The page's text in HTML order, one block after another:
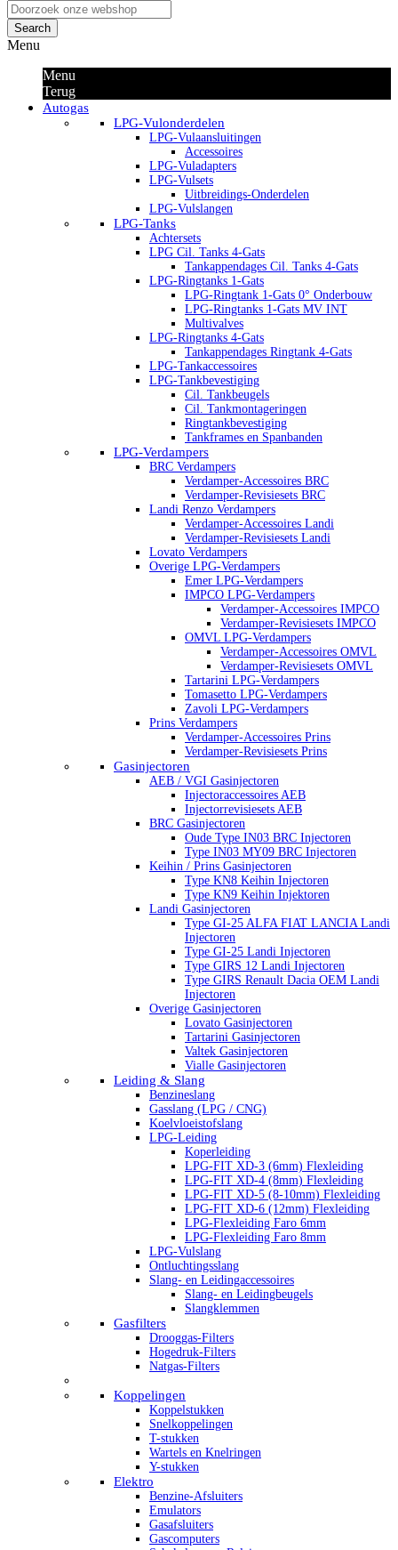
Search
Menu
Menu
Terug
Autogas
LPG-Vulonderdelen
LPG-Vulaansluitingen
Accessoires
LPG-Vuladapters
LPG-Vulsets
Uitbreidings-Onderdelen
LPG-Vulslangen
LPG-Tanks
Achtersets
LPG Cil. Tanks 4-Gats
Tankappendages Cil. Tanks 4-Gats
LPG-Ringtanks 1-Gats
LPG-Ringtank 1-Gats 0° Onderbouw
LPG-Ringtanks 1-Gats MV INT
Multivalves
LPG-Ringtanks 4-Gats
Tankappendages Ringtank 4-Gats
LPG-Tankaccessoires
LPG-Tankbevestiging
Cil. Tankbeugels
Cil. Tankmontageringen
Ringtankbevestiging
Tankframes en Spanbanden
LPG-Verdampers
BRC Verdampers
Verdamper-Accessoires BRC
Verdamper-Revisiesets BRC
Landi Renzo Verdampers
Verdamper-Accessoires Landi
Verdamper-Revisiesets Landi
Lovato Verdampers
Overige LPG-Verdampers
Emer LPG-Verdampers
IMPCO LPG-Verdampers
Verdamper-Accessoires IMPCO
Verdamper-Revisiesets IMPCO
OMVL LPG-Verdampers
Verdamper-Accessoires OMVL
Verdamper-Revisiesets OMVL
Tartarini LPG-Verdampers
Tomasetto LPG-Verdampers
Zavoli LPG-Verdampers
Prins Verdampers
Verdamper-Accessoires Prins
Verdamper-Revisiesets Prins
Gasinjectoren
AEB / VGI Gasinjectoren
Injectoraccessoires AEB
Injectorrevisiesets AEB
BRC Gasinjectoren
Oude Type IN03 BRC Injectoren
Type IN03 MY09 BRC Injectoren
Keihin / Prins Gasinjectoren
Type KN8 Keihin Injectoren
Type KN9 Keihin Injektoren
Landi Gasinjectoren
Type GI-25 ALFA FIAT LANCIA Landi
Injectoren
Type GI-25 Landi Injectoren
Type GIRS 12 Landi Injectoren
Type GIRS Renault Dacia OEM Landi
Injectoren
Overige Gasinjectoren
Lovato Gasinjectoren
Tartarini Gasinjectoren
Valtek Gasinjectoren
Vialle Gasinjectoren
Leiding & Slang
Benzineslang
Gasslang (LPG / CNG)
Koelvloeistofslang
LPG-Leiding
Koperleiding
LPG-FIT XD-3 (6mm) Flexleiding
LPG-FIT XD-4 (8mm) Flexleiding
LPG-FIT XD-5 (8-10mm) Flexleiding
LPG-FIT XD-6 (12mm) Flexleiding
LPG-Flexleiding Faro 6mm
LPG-Flexleiding Faro 8mm
LPG-Vulslang
Ontluchtingsslang
Slang- en Leidingaccessoires
Slang- en Leidingbeugels
Slangklemmen
Gasfilters
Drooggas-Filters
Hogedruk-Filters
Natgas-Filters
Koppelingen
Koppelstukken
Snelkoppelingen
T-stukken
Wartels en Knelringen
Y-stukken
Elektro
Benzine-Afsluiters
Emulators
Gasafsluiters
Gascomputers